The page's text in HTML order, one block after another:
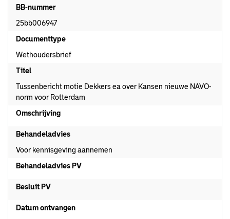
BB-nummer
25bb006947
Documenttype
Wethoudersbrief
Titel
Tussenbericht motie Dekkers ea over Kansen nieuwe NAVO-
norm voor Rotterdam
Omschrijving
Behandeladvies
Voor kennisgeving aannemen
Behandeladvies PV
Besluit PV
Datum ontvangen